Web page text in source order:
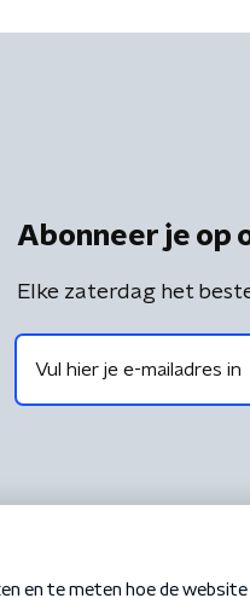
Abonneer je op
Elke zaterdag het